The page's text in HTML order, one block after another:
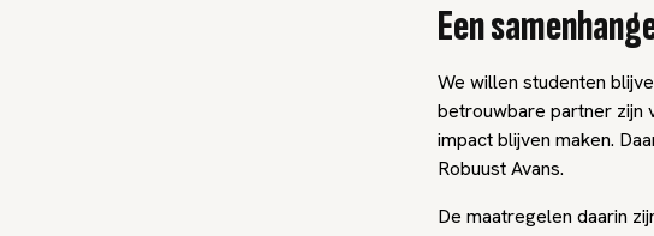
Een
We willen studenten
betrouwbare partner zijn
impact blijven maken.
Robuust Avans.
De maatregelen daarin